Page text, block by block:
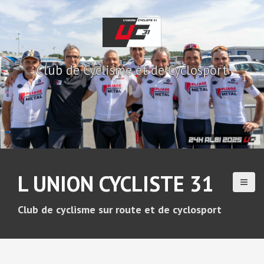
r
a
u
c
o
n
t
e
i
Club de Cyclisme et de Cyclosport
L UNION CYCLISTE 31
Club de cyclisme sur route et de cyclosport